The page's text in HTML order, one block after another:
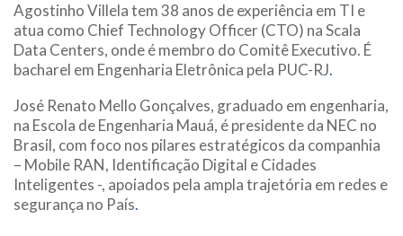
Agostinho Villela tem 38 anos de experiência em TI e
atua como Chief Technology Officer (CTO) na Scala
Data Centers, onde é membro do Comitê Executivo. É
bacharel em Engenharia Eletrônica pela PUC-RJ.
José Renato Mello Gonçalves, graduado em engenharia,
na Escola de Engenharia Mauá, é presidente da NEC no
Brasil, com foco nos pilares estratégicos da companhia
– Mobile RAN, Identificação Digital e Cidades
Inteligentes -, apoiados pela ampla trajetória em redes e
segurança no País.